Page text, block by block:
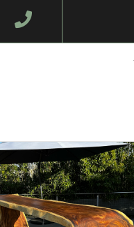
-
Bois & Décoration –
PRO